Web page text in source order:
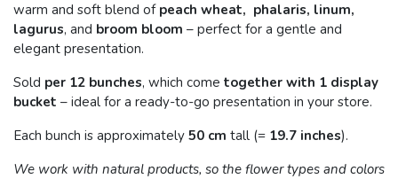
warm and soft blend of peach wheat, phalaris, linum,
lagurus, and broom bloom – perfect for a gentle and
elegant presentation.
Sold per 12 bunches, which come together with 1 display
bucket – ideal for a ready-to-go presentation in your store.
Each bunch is approximately 50 cm tall (= 19.7 inches).
We work with natural products, so the flower types and colors